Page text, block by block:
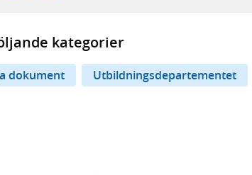
kategorier
dokument Utbildningsdepartementet